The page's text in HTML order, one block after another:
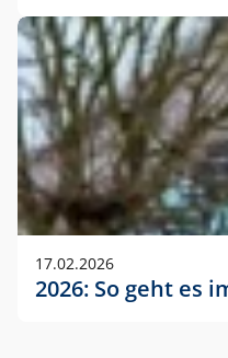
17.02.2026
2026: So geht es